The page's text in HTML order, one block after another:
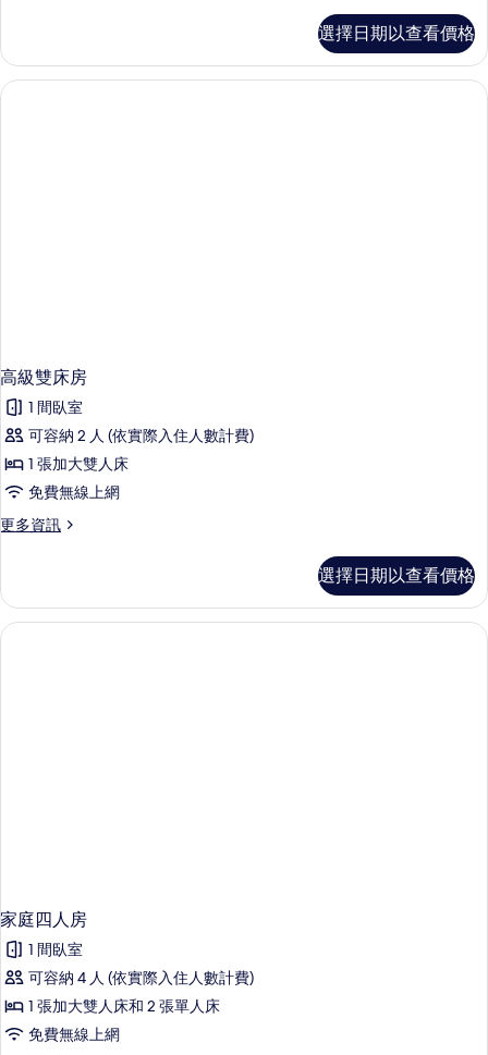
雙
人
房
選擇日期以查看價格
高級雙床房
1 間臥室
可容納 2 人 (依實際入住人數計費)
1 張加大雙人床
免費無線上網
更多資訊
更
雙
床
房
選擇日期以查看價格
家庭四人房
1 間臥室
可容納 4 人 (依實際入住人數計費)
1 張加大雙人床和 2 張單人床
免費無線上網